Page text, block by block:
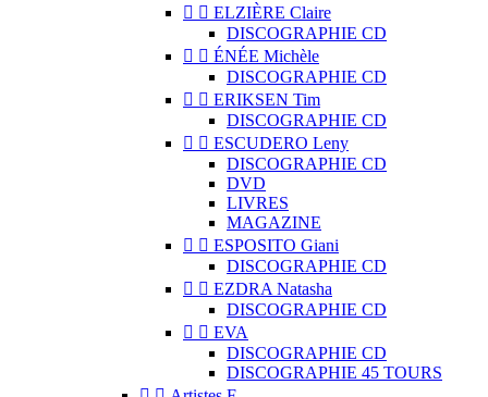
  ELZIÈRE Claire
DISCOGRAPHIE CD
  ÉNÉE Michèle
DISCOGRAPHIE CD
  ERIKSEN Tim
DISCOGRAPHIE CD
  ESCUDERO Leny
DISCOGRAPHIE CD
DVD
LIVRES
MAGAZINE
  ESPOSITO Giani
DISCOGRAPHIE CD
  EZDRA Natasha
DISCOGRAPHIE CD
  EVA
DISCOGRAPHIE CD
DISCOGRAPHIE 45 TOURS